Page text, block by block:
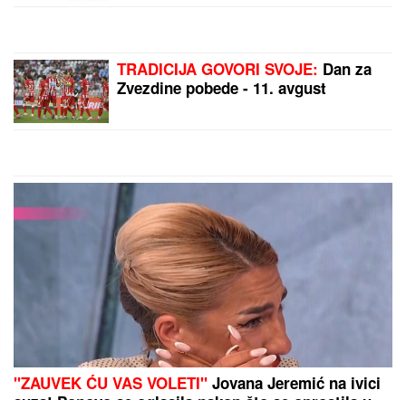
"RAZAPELI SU ME, A MI SMO
SREĆNI, SMETA IM SLOBODA"